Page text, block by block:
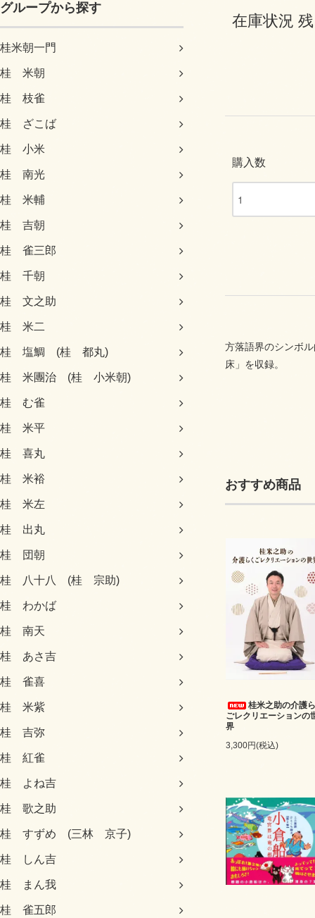
グループから探す
桂米朝一門
桂 米朝
桂 枝雀
桂 ざこば
桂 小米
桂 南光
桂 米輔
桂 吉朝
桂 雀三郎
桂 千朝
桂 文之助
桂 米二
桂 塩鯛 (桂 都丸)
桂 米團治 (桂 小米朝)
桂 む雀
桂 米平
桂 喜丸
桂 米裕
桂 米左
桂 出丸
桂 団朝
桂 八十八 (桂 宗助)
桂 わかば
桂 南天
桂 あさ吉
桂 雀喜
桂 米紫
桂 吉弥
桂 紅雀
桂 よね吉
桂 歌之助
桂 すずめ (三林 京子)
桂 しん吉
桂 まん我
桂 雀五郎
在庫状況
購入数
方落語界のシンボ
床」を収録。
おすすめ商品
桂米之助の介護
ごレクリエーションの
界
3,300円(税込)